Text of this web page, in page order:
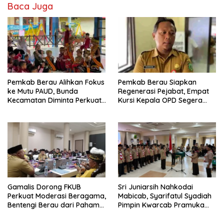
Baca Juga
Pemkab Berau Alihkan Fokus
ke Mutu PAUD, Bunda
Kecamatan Diminta Perkuat
Pemkab Berau Siapkan
Regenerasi Pejabat, Empat
Kursi Kepala OPD Segera
Gamalis Dorong FKUB
Perkuat Moderasi Beragama,
Bentengi Berau dari Paham
Sri Juniarsih Nahkodai
Mabicab, Syarifatul Syadiah
Pimpin Kwarcab Pramuka